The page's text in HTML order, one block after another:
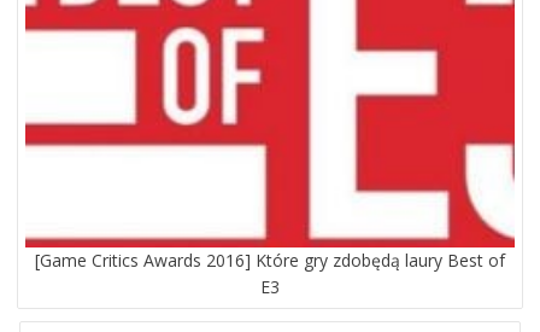
[Game Critics Awards 2016] Które gry zdobędą laury Best of
E3